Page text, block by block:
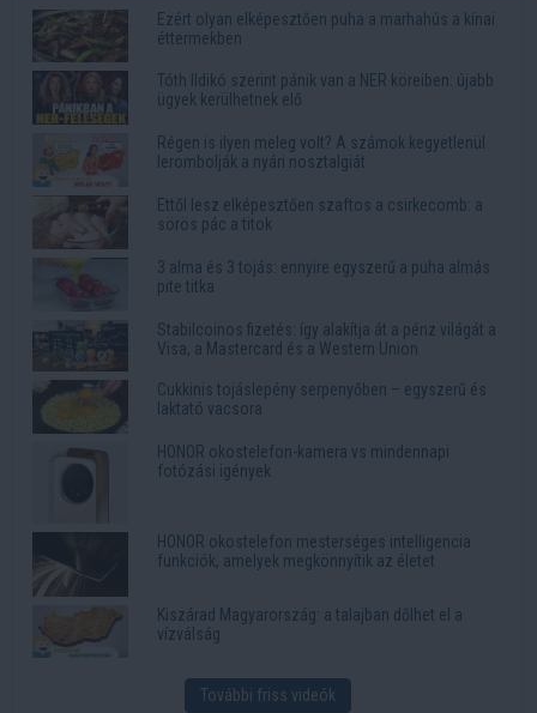
Ezért olyan elképesztően puha a marhahús a kínai
éttermekben
Tóth Ildikó szerint pánik van a NER köreiben: újabb
ügyek kerülhetnek elő
Régen is ilyen meleg volt? A számok kegyetlenül
lerombolják a nyári nosztalgiát
Ettől lesz elképesztően szaftos a csirkecomb: a
sörös pác a titok
3 alma és 3 tojás: ennyire egyszerű a puha almás
pite titka
Stabilcoinos fizetés: így alakítja át a pénz világát a
Visa, a Mastercard és a Western Union
Cukkinis tojáslepény serpenyőben – egyszerű és
laktató vacsora
HONOR okostelefon-kamera vs mindennapi
fotózási igények
HONOR okostelefon mesterséges intelligencia
funkciók, amelyek megkönnyítik az életet
Kiszárad Magyarország: a talajban dőlhet el a
vízválság
További friss videók